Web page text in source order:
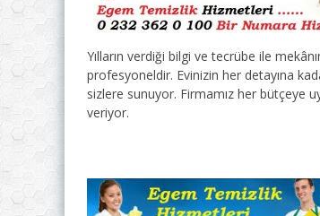
Yılların verdiği bilgi ve tecrübe ile
profesyoneldir. Evinizin her detayına
sizlere sunuyor. Firmamız her bütçeye
veriyor.